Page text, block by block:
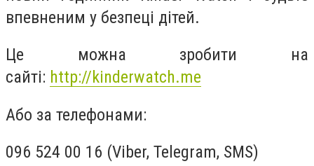
впевненим у безпеці дітей.
Це можна зробити на
сайті: http://kinderwatch.me
Або за телефонами:
096 524 00 16 (Viber, Telegram, SMS)